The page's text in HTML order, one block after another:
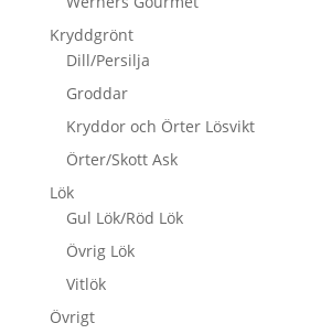
Kryddgrönt
Dill/Persilja
Groddar
Kryddor och Örter Lösvikt
Örter/Skott Ask
Lök
Gul Lök/Röd Lök
Övrig Lök
Vitlök
Övrigt